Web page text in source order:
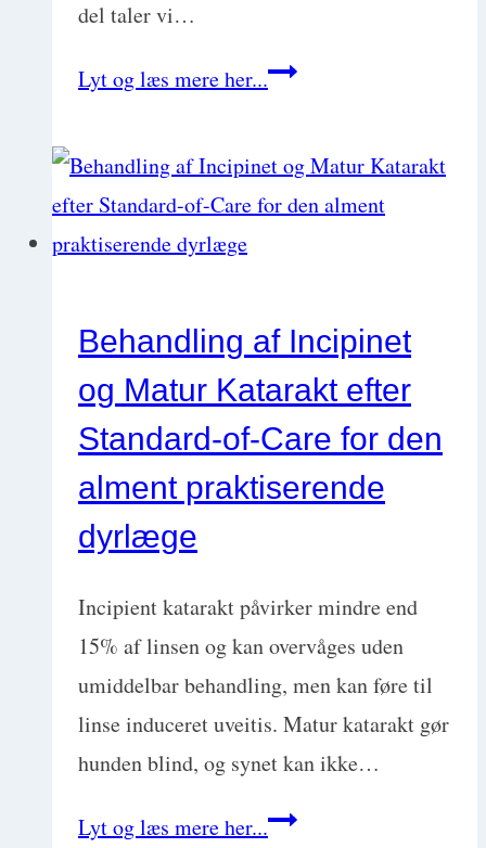
del taler vi…
Lyt og læs mere her...Behandling
paradentose
hos
6
tips
til
få
ejeren
på
med
Jacob
C.
Meyer
Behandling af Incipinet
og Matur Katarakt efter
Standard-of-Care for den
alment praktiserende
dyrlæge
Incipient katarakt påvirker mindre end
15% af linsen og kan overvåges uden
umiddelbar behandling, men kan føre til
linse induceret uveitis. Matur katarakt gør
hunden blind, og synet kan ikke…
Lyt og læs mere her...Behandling